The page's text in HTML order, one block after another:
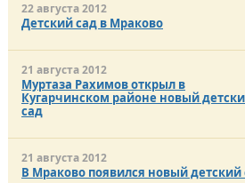
22 августа 2012
Детский сад в Мраково
21 августа 2012
Муртаза Рахимов открыл в
Кугарчинском районе новый
сад
21 августа 2012
В Мраково появился новый детский